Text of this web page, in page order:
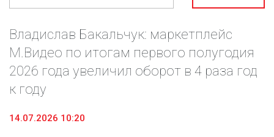
Владислав Бакальчук: маркетплейс
М.Видео по итогам первого полугодия
2026 года увеличил оборот в 4 раза год
к году
14.07.2026 10:20